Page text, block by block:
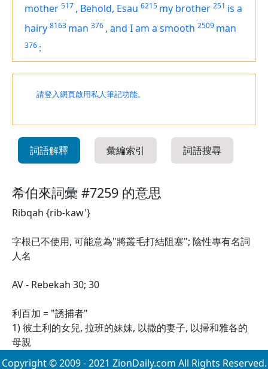
mother 517 , Behold, Esau 6215 my brother 251 is a
hairy 8163 man 376 , and Iam a smooth 2509 man
376 :
請登入網頁啟用私人筆記功能。
詞語解釋 彙編索引 詞語搜尋
希伯來詞彙 #7259 的意思
Ribqah {rib-kaw'}
字根已不使用, 可能意為"將叢毛打結阻塞"; 陰性專有名詞
人名
AV - Rebekah 30; 30
利百加 = "誘捕者"
1) 彼土利的女兒, 拉班的妹妹, 以撒的妻子, 以掃和雅各的
母親
Copyright © 2009 - 2021 ZionDaily.com All Rights Reserved.